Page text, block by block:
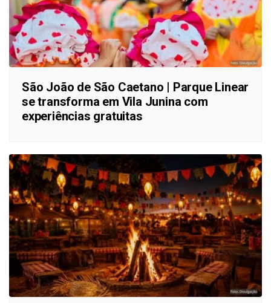
São João de São Caetano | Parque Linear
se transforma em Vila Junina com
experiências gratuitas